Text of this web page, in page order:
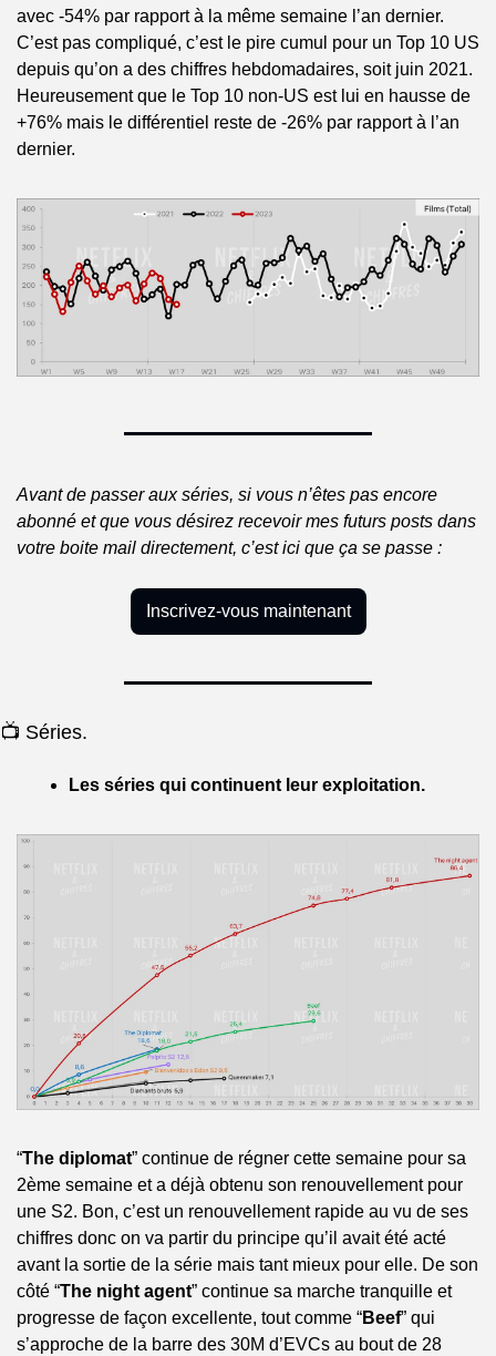
avec -54% par rapport à la même semaine l’an dernier.
C’est pas compliqué, c’est le pire cumul pour un Top 10 US
depuis qu’on a des chiffres hebdomadaires, soit juin 2021.
Heureusement que le Top 10 non-US est lui en hausse de
+76% mais le différentiel reste de -26% par rapport à l’an
dernier.
Avant de passer aux séries, si vous n’êtes pas encore
abonné et que vous désirez recevoir mes futurs posts dans
votre boite mail directement, c’est ici que ça se passe :
Inscrivez-vous maintenant
📺 Séries.
Les séries qui continuent leur exploitation.
“The diplomat” continue de régner cette semaine pour sa
2ème semaine et a déjà obtenu son renouvellement pour
une S2. Bon, c’est un renouvellement rapide au vu de ses
chiffres donc on va partir du principe qu’il avait été acté
avant la sortie de la série mais tant mieux pour elle. De son
côté “The night agent” continue sa marche tranquille et
progresse de façon excellente, tout comme “Beef” qui
s’approche de la barre des 30M d’EVCs au bout de 28